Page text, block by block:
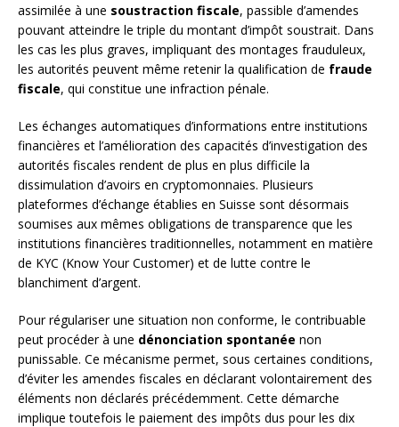
assimilée à une soustraction fiscale, passible d’amendes
pouvant atteindre le triple du montant d’impôt soustrait. Dans
les cas les plus graves, impliquant des montages frauduleux,
les autorités peuvent même retenir la qualification de fraude
fiscale, qui constitue une infraction pénale.
Les échanges automatiques d’informations entre institutions
financières et l’amélioration des capacités d’investigation des
autorités fiscales rendent de plus en plus difficile la
dissimulation d’avoirs en cryptomonnaies. Plusieurs
plateformes d’échange établies en Suisse sont désormais
soumises aux mêmes obligations de transparence que les
institutions financières traditionnelles, notamment en matière
de KYC (Know Your Customer) et de lutte contre le
blanchiment d’argent.
Pour régulariser une situation non conforme, le contribuable
peut procéder à une dénonciation spontanée non
punissable. Ce mécanisme permet, sous certaines conditions,
d’éviter les amendes fiscales en déclarant volontairement des
éléments non déclarés précédemment. Cette démarche
implique toutefois le paiement des impôts dus pour les dix